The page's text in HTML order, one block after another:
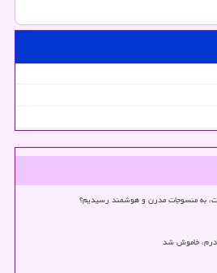
به منسوجات مدرن و هوشمند رسیدیم؟
خاموش شد